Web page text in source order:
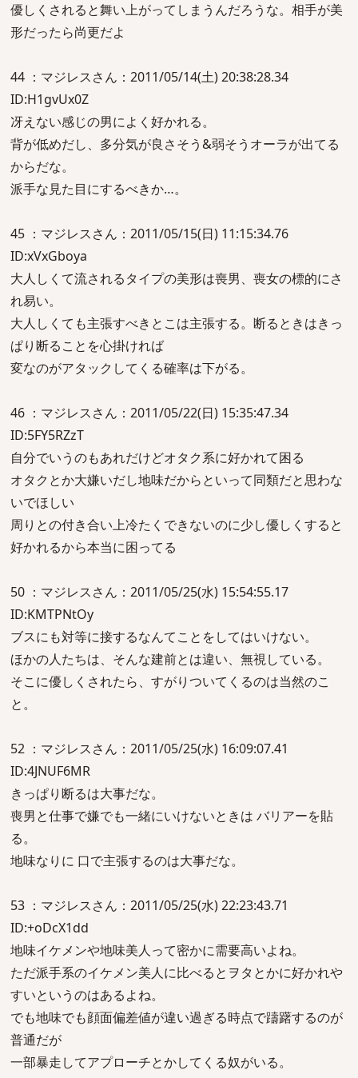
優しくされると舞い上がってしまうんだろうな。相手が美
形だったら尚更だよ
44 ：マジレスさん：2011/05/14(土) 20:38:28.34
ID:H1gvUx0Z
冴えない感じの男によく好かれる。
背が低めだし、多分気が良さそう&弱そうオーラが出てる
からだな。
派手な見た目にするべきか…。
45 ：マジレスさん：2011/05/15(日) 11:15:34.76
ID:xVxGboya
大人しくて流されるタイプの美形は喪男、喪女の標的にさ
れ易い。
大人しくても主張すべきとこは主張する。断るときはきっ
ぱり断ることを心掛ければ
変なのがアタックしてくる確率は下がる。
46 ：マジレスさん：2011/05/22(日) 15:35:47.34
ID:5FY5RZzT
自分でいうのもあれだけどオタク系に好かれて困る
オタクとか大嫌いだし地味だからといって同類だと思わな
いでほしい
周りとの付き合い上冷たくできないのに少し優しくすると
好かれるから本当に困ってる
50 ：マジレスさん：2011/05/25(水) 15:54:55.17
ID:KMTPNtOy
ブスにも対等に接するなんてことをしてはいけない。
ほかの人たちは、そんな建前とは違い、無視している。
そこに優しくされたら、すがりついてくるのは当然のこ
と。
52 ：マジレスさん：2011/05/25(水) 16:09:07.41
ID:4JNUF6MR
きっぱり断るは大事だな。
喪男と仕事で嫌でも一緒にいけないときは バリアーを貼
る。
地味なりに 口で主張するのは大事だな。
53 ：マジレスさん：2011/05/25(水) 22:23:43.71
ID:+oDcX1dd
地味イケメンや地味美人って密かに需要高いよね。
ただ派手系のイケメン美人に比べるとヲタとかに好かれや
すいというのはあるよね。
でも地味でも顔面偏差値が違い過ぎる時点で躊躇するのが
普通だが
一部暴走してアプローチとかしてくる奴がいる。